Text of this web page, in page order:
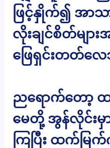
ဖြင့်နှိုက်၍ အာ
လိုးချင်စိတ်များ
ဖြေရှင်းတတ်လ
ညရောက်တော့
မေတို့ အွန်လိုင်းမှာ
ကြပြီး ထက်မြက်